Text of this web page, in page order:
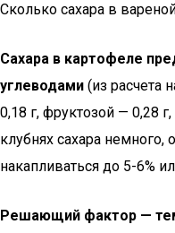
Сколько сахара в
Сахара в картофеле
углеводами (из расчета
0,18 г, фруктозой — 0,28
клубнях сахара немного,
накапливаться до 5-6%
Решающий фактор —